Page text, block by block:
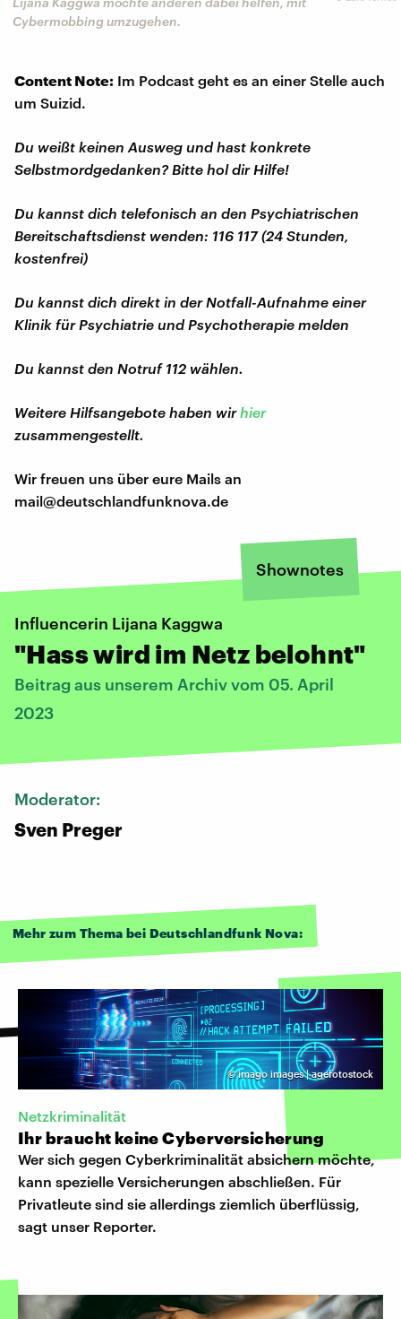
Cybermobbing umzugehen.
Content Note: Im Podcast geht es an einer Stelle auch
um Suizid.
Du weißt keinen Ausweg und hast konkrete
Selbstmordgedanken? Bitte hol dir Hilfe!
Du kannst dich telefonisch an den Psychiatrischen
Bereitschaftsdienst wenden: 116 117 (24 Stunden,
kostenfrei)
Du kannst dich direkt in der Notfall-Aufnahme einer
Klinik für Psychiatrie und Psychotherapie melden
Du kannst den Notruf 112 wählen.
Weitere Hilfsangebote haben wir hier
zusammengestellt.
Wir freuen uns über eure Mails an
mail@deutschlandfunknova.de
Shownotes
Influencerin Lijana Kaggwa
"Hass wird im Netz belohnt"
Beitrag aus unserem Archiv vom 05. April
2023
Moderator:
Sven Preger
Mehr zum Thema bei Deutschlandfunk Nova:
©imago images | agefotostock
Netzkriminalität
Ihr braucht keine Cyberversicherung
Wer sich gegen Cyberkriminalität absichern möchte,
kann spezielle Versicherungen abschließen. Für
Privatleute sind sie allerdings ziemlich überflüssig,
sagt unser Reporter.